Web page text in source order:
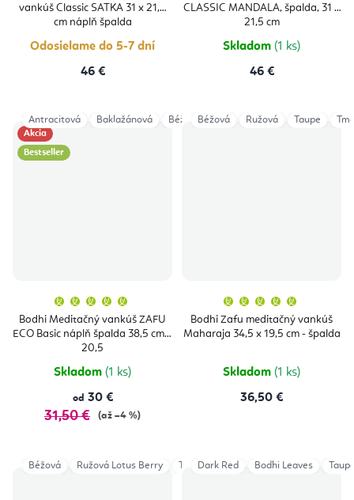
vankúš Classic SATKA 31 x 21,5
cm náplň špalda
Odosielame do 5-7 dní
46 €
CLASSIC MANDALA, špalda, 31 x
21,5 cm
Skladom (1 ks)
46 €
Akcia
Bestseller
Bodhi Meditačný vankúš ZAFU
ECO Basic náplň špalda 38,5 cm x
20,5
produktu
je
5,0
Skladom (1 ks)
od 30 €
31,50 € (až –4 %)
Antracitová Baklažánová Béžová Čierna Mineral Blue
Bodhi Zafu meditačný vankúš
Maharaja 34,5 x 19,5 cm - špalda
produktu
je
5,0
Skladom (1 ks)
36,50 €
Béžová Ružová Taupe
Béžová Ružová Lotus Berry Tmavočervená Tmavomodrá
Dark Red Bodhi Leaves